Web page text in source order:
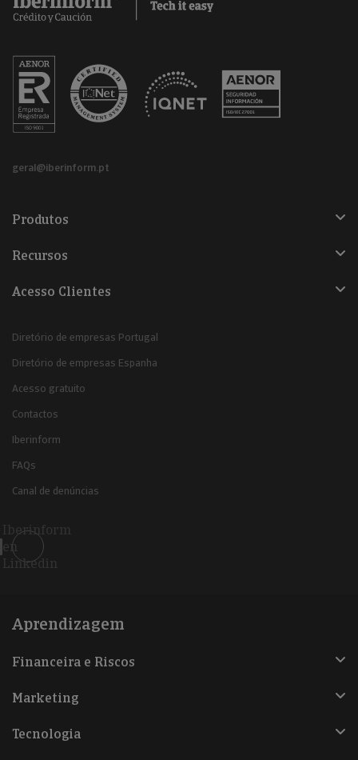
geral@iberinform.pt
Produtos
Recursos
Acesso Clientes
Diretório de empresas Portugal
Diretório de empresas Espanha
Acesso gratuito
Contactos
Iberinform
FAQs
Canal de denúncias
Iberinform
en
Linkedin
Aprendizagem
Financeira e Riscos
Marketing
Tecnologia